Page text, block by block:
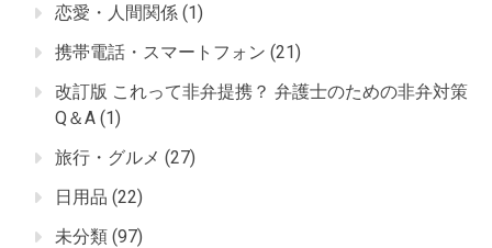
恋愛・人間関係 (1)
携帯電話・スマートフォン (21)
改訂版 これって非弁提携？ 弁護士のための非弁対策
Q＆A (1)
旅行・グルメ (27)
日用品 (22)
未分類 (97)